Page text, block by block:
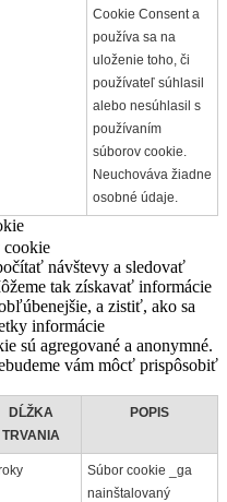
Cookie Consent a
používa sa na
uloženie toho, či
používateľ súhlasil
alebo nesúhlasil s
používaním
súborov cookie.
Neuchováva žiadne
osobné údaje.
cookie
návštevy a sledovať
tak získavať informácie
a zistiť, ako sa
informácie
sú agregované a anonymné.
vám môcť prispôsobiť
DĹŽKA
TRVANIA
POPIS
Súbor cookie _ga
nainštalovaný